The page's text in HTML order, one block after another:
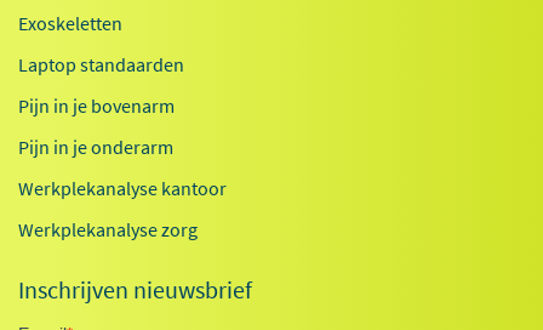
Exoskeletten
Laptop standaarden
Pijn in je bovenarm
Pijn in je onderarm
Werkplekanalyse kantoor
Werkplekanalyse zorg
Inschrijven nieuwsbrief